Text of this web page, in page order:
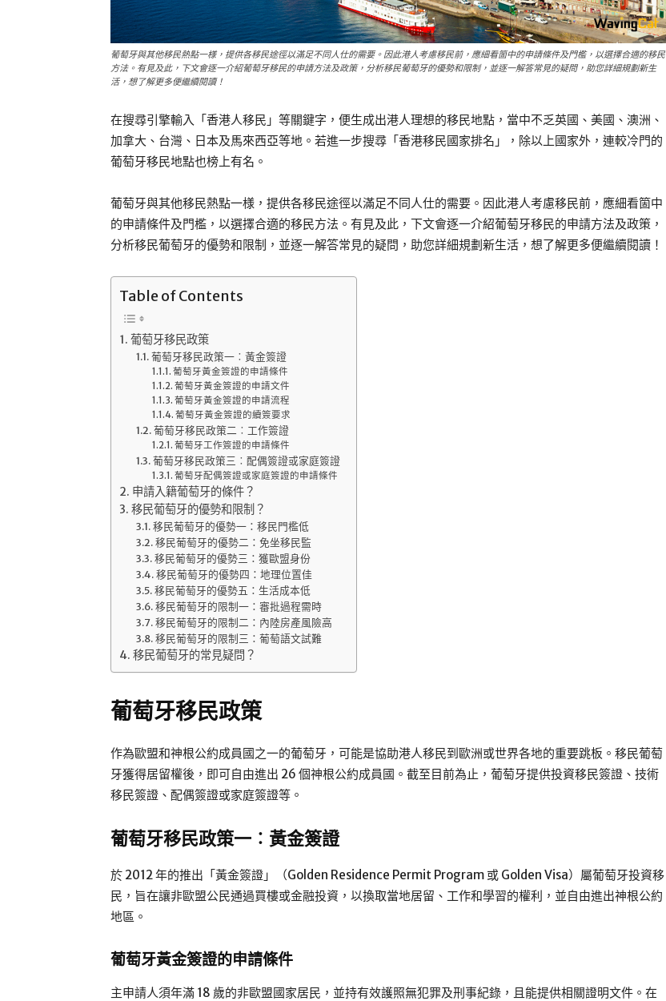
葡萄牙與其他移民熱點一様，提供各移民途徑以滿足不同人仕的需要。因此港人考慮移民前，應細看箇中的申請條件及門檻，以選擇合適的移民
方法。有見及此，下文會逐一介紹葡萄牙移民的申請方法及政策，分析移民葡萄牙的優勢和限制，並逐一解答常見的疑問，助您詳細規劃新生
活，想了解更多便繼續閱讀！
在搜尋引擎輸入「香港人移民」等關鍵字，便生成出港人理想的移民地點，當中不乏英國、美國、澳洲、
加拿大、台灣、日本及馬來西亞等地。若進一步搜尋「香港移民國家排名」，除以上國家外，連較冷門的
葡萄牙移民地點也榜上有名。
葡萄牙與其他移民熱點一様，提供各移民途徑以滿足不同人仕的需要。因此港人考慮移民前，應細看箇中
的申請條件及門檻，以選擇合適的移民方法。有見及此，下文會逐一介紹葡萄牙移民的申請方法及政策，
分析移民葡萄牙的優勢和限制，並逐一解答常見的疑問，助您詳細規劃新生活，想了解更多便繼續閱讀！
Table of Contents
葡萄牙移民政策
葡萄牙移民政策一︰黃金簽證
葡萄牙黃金簽證的申請條件
葡萄牙黃金簽證的申請文件
葡萄牙黃金簽證的申請流程
葡萄牙黃金簽證的續簽要求
葡萄牙移民政策二︰工作簽證
葡萄牙工作簽證的申請條件
葡萄牙移民政策三︰配偶簽證或家庭簽證
葡萄牙配偶簽證或家庭簽證的申請條件
申請入籍葡萄牙的條件？
移民葡萄牙的優勢和限制？
移民葡萄牙的優勢一：移民門檻低
移民葡萄牙的優勢二：免坐移民監
移民葡萄牙的優勢三：獲歐盟身份
移民葡萄牙的優勢四：地理位置佳
移民葡萄牙的優勢五：生活成本低
移民葡萄牙的限制一：審批過程需時
移民葡萄牙的限制二：內陸房產風險高
移民葡萄牙的限制三：葡萄語文試難
移民葡萄牙的常見疑問？
葡萄牙移民政策
作為歐盟和神根公約成員國之一的葡萄牙，可能是協助港人移民到歐洲或世界各地的重要跳板。移民葡萄
牙獲得居留權後，即可自由進出 26 個神根公約成員國。截至目前為止，葡萄牙提供投資移民簽證、技術
移民簽證、配偶簽證或家庭簽證等。
葡萄牙移民政策一︰黃金簽證
於 2012 年的推出「黃金簽證」（Golden Residence Permit Program 或 Golden Visa）屬葡萄牙投資移
民，旨在讓非歐盟公民通過買樓或金融投資，以換取當地居留、工作和學習的權利，並自由進出神根公約
地區。
葡萄牙黃金簽證的申請條件
主申請人須年滿 18 歲的非歐盟國家居民，並持有效護照無犯罪及刑事紀錄，且能提供相關證明文件。在